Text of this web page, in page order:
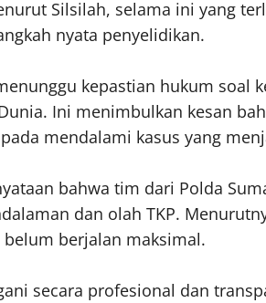
Silsilah, selama ini yang
nyata penyelidikan.
kepastian hukum soal
Ini menimbulkan kesan
mendalami kasus yang
bahwa tim dari Polda
dan olah TKP.
berjalan maksimal.
secara profesional dan